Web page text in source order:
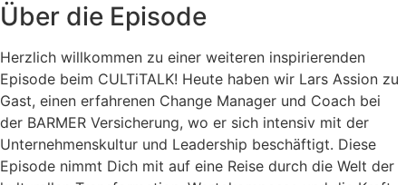
Über die Episode
Herzlich willkommen zu einer weiteren inspirierenden
Episode beim CULTiTALK! Heute haben wir Lars Assion zu
Gast, einen erfahrenen Change Manager und Coach bei
der BARMER Versicherung, wo er sich intensiv mit der
Unternehmenskultur und Leadership beschäftigt. Diese
Episode nimmt Dich mit auf eine Reise durch die Welt der